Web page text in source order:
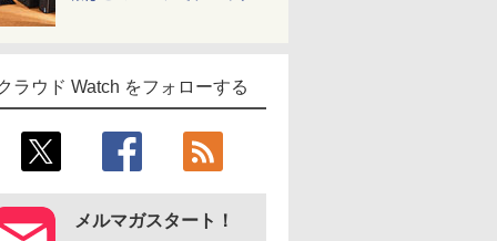
ラウド Watch をフォローする
メルマガスタート！